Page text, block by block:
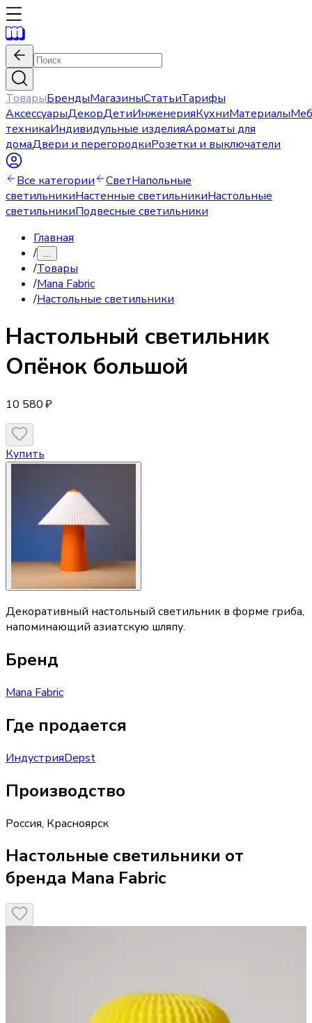
ТоварыБрендыМагазиныСтатьиТарифы
АксессуарыДекорДетиИнженерияКухниМатериалы
техникаИндивидульные изделияАроматы для
домаДвери и перегородкиРозетки и выключатели
Все категории СветНапольные
светильникиНастенные светильникиНастольные
светильникиПодвесные светильники
Главная
/ …
/Товары
/Mana Fabric
/Настольные светильники
Настольный светильник
Опёнок большой
10 580 ₽
Купить
Декоративный настольный светильник в форме гриба,
напоминающий азиатскую шляпу.
Бренд
Mana Fabric
Где продается
ИндустрияDepst
Производство
Россия, Красноярск
Настольные светильники от
бренда Mana Fabric